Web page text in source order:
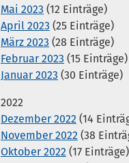
Mai 2023 (12 Einträge)
April 2023 (25 Einträge)
März 2023 (28 Einträge)
Februar 2023 (15 Einträge)
Januar 2023 (30 Einträge)
2022
Dezember 2022 (14
November 2022 (38
Oktober 2022 (17 Einträge)